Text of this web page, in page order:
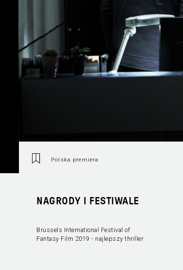
Polska premiera
NAGRODY I FESTIWALE
Brussels International Festival of
Fantasy Film 2019 - najlepszy thriller